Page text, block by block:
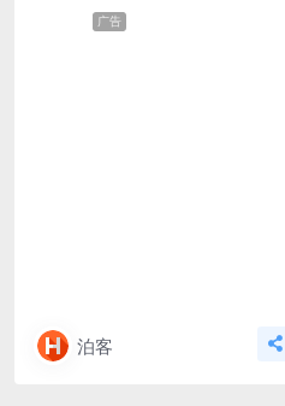
广告
泊客